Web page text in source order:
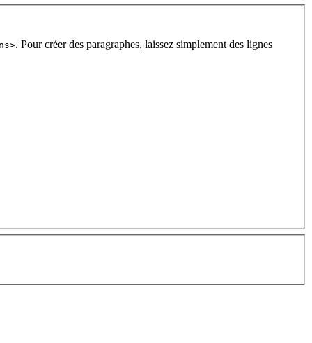
. Pour créer des paragraphes, laissez simplement des lignes